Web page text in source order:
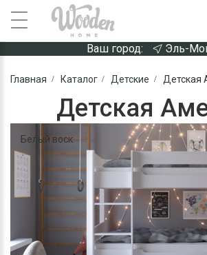
Ваш город: Эль-
Главная Каталог Детские Детская
Детская
Белый воск